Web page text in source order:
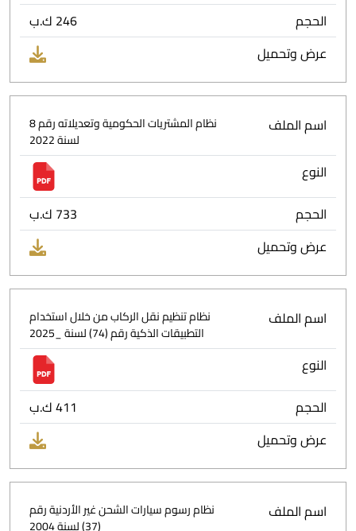
الحجم
246 ك.ب
عرض وتحميل
اسم الملف
نظام المشتريات الحكومية وتعديلاته رقم 8
لسنة 2022
النوع
الحجم
733 ك.ب
عرض وتحميل
اسم الملف
نظام تنظيم نقل الركاب من خلال استخدام
التطبيقات الذكية رقم (74) لسنة _2025
النوع
الحجم
411 ك.ب
عرض وتحميل
اسم الملف
نظام رسوم سيارات الشحن غير الأردنية رقم
(37) لسنة 2004